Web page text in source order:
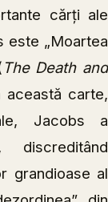
cărți ale
este „Moartea
The Death and
această carte,
Jacobs a
discreditând
grandioase al